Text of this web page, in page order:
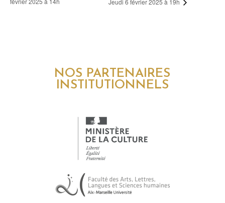
Jeudi 6 février 2025 à 19h
NOS PARTENAIRES
INSTITUTIONNELS